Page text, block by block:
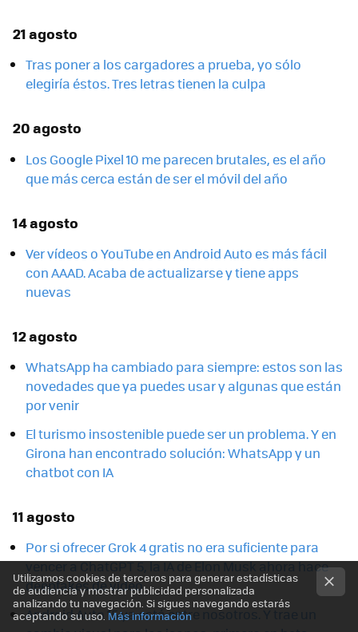
21 agosto
Tras poner a los cargadores a prueba, yo sólo
elegiría éstos. Tres letras tienen la culpa
20 agosto
Los Google Pixel 10 me parecen brutales, es el año
que más cerca están de ser el móvil del año
14 agosto
Ver vídeos o YouTube en Android Auto es más fácil
con AAAD. Acaba de actualizarse y tiene apps
nuevas
12 agosto
WhatsApp ha cambiado para siempre: estos son las
novedades que ya puedes usar y algunas que están
por venir
El turismo insostenible puede ser un problema. Y en
Girona han encontrado solución: WhatsApp y un
chatbot con IA
11 agosto
Por si ofrecer Grok 4 gratis no era suficiente para
vencer a ChatGPT 5, la IA de Elon Musk ahora hace
deepfakes de vídeo
Android Auto 15 ya está entre nosotros. Y trae un
Utilizamos cookies de terceros para generar estadísticas
de audiencia y mostrar publicidad personalizada
analizando tu navegación. Si sigues navegando estarás
aceptando su uso. Más información